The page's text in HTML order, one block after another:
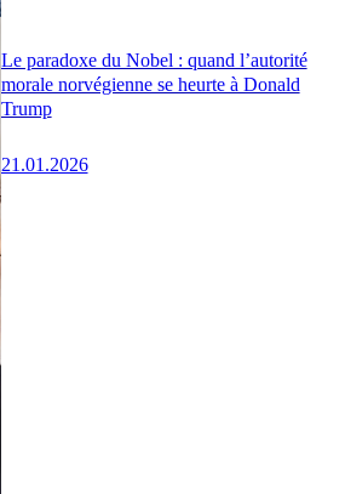
Le paradoxe du Nobel : quand l’autorité
morale norvégienne se heurte à Donald
Trump
21.01.2026